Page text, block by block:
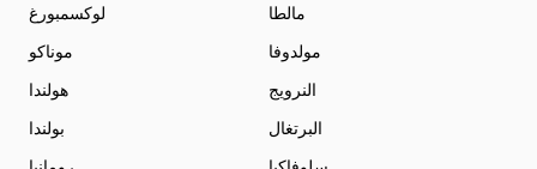
لوكسمبورغ
مالطا
موناكو
مولدوفا
هولندا
النرويج
بولندا
البرتغال